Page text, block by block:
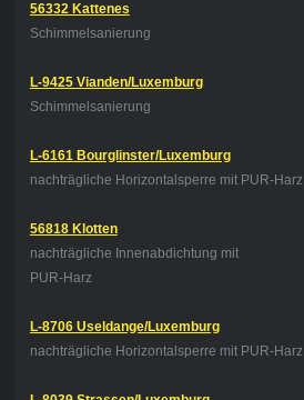
56332 Kattenes
Schimmelsanierung
L-9425 Vianden/Luxemburg
Schimmelsanierung
L-6161 Bourglinster/Luxemburg
nachträgliche Horizontalsperre mit PUR-Harz
56818 Klotten
nachträgliche Innenabdichtung mit
PUR-Harz
L-8706 Useldange/Luxemburg
nachträgliche Horizontalsperre mit PUR-Harz